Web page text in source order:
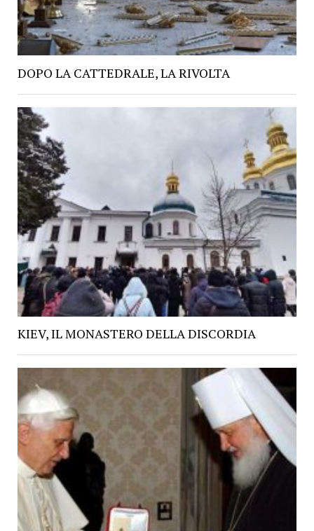
DOPO LA CATTEDRALE, LA RIVOLTA
KIEV, IL MONASTERO DELLA DISCORDIA